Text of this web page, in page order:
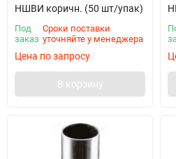
НШВИ коричн. (50 шт/упак)
Под
заказ
Сроки поставки
уточняйте у менеджера
Цена по запросу
В корзину